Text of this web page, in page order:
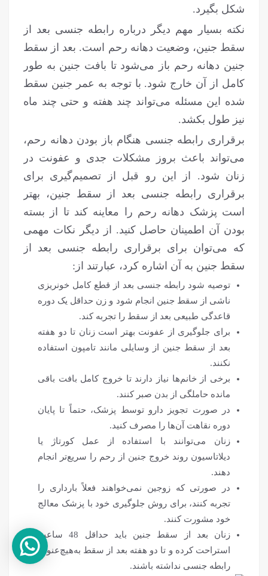
شکل بگیرد.
نکته بسیار مهم دیگر درباره رابطه جنسی بعد از
سقط جنین، وضعیت دهانه رحم است. بعد از سقط
جنین دهانه رحم باز می‌شود تا بافت جنین به طور
کامل از آن خارج شود. با توجه به عمر جنین سقط
شده این مسئله می‌تواند چند هفته و حتی چند ماه
نیز طول بکشد.
برقراری رابطه جنسی هنگام باز بودن دهانه رحم،
می‌تواند باعث بروز مشکلات جدی و عفونت در
زنان شود. از این رو قبل از تصمیم‌گیری برای
برقراری رابطه جنسی بعد از سقط جنین، بهتر
است پزشک دهانه رحم را معاینه کند تا از بسته
بودن آن اطمینان حاصل کنید. از دیگر نکات مهمی
که می‌توان برای برقراری رابطه جنسی بعد از
سقط جنین به آن اشاره کرد، عبارتند از:
توصیه شود رابطه جنسی بعد از قطع کامل خونریزی
ناشی از سقط جنین انجام شود و زن حداقل یک دوره
قاعدگی طبیعی بعد از سقط را تجربه کند.
برای جلوگیری از عفونت بهتر است زنان تا دو هفته
بعد از سقط جنین از وسایلی مانند تامپون استفاده
نکنند.
برخی از خانم‌ها نیاز دارند تا خروج کامل بافت باقی
مانده حاملگی از بدن صبر کنند.
در صورت تجویز دارو توسط پزشک، حتماً تا پایان
دوره نقاهت آن‌ها را مصرف کنید.
زنان می‌توانند با استفاده از عمل کورتاژ یا
دیلاتاسیون روند خروج جنین از رحم را سریع‌تر انجام
دهند.
در صورتی که زوجین نمی‌خواهند فعلاً بارداری را
تجربه کنند، برای روش جلوگیری خود با پزشک معالج
خود مشورت کنند.
زنان بعد از سقط جنین باید حداقل 48 ساعت
استراحت کرده و تا دو هفته بعد از سقط به‌هیچ‌عنوان
رابطه جنسی نداشته باشند.